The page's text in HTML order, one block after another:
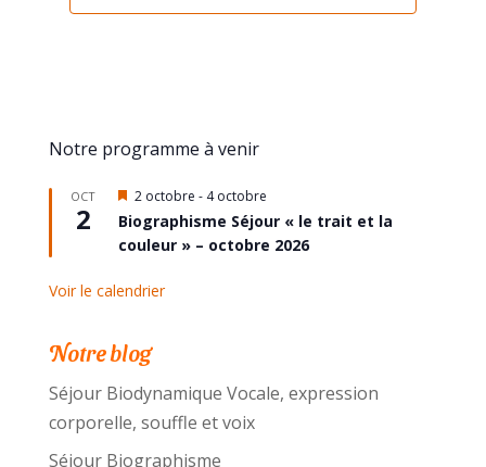
Notre programme à venir
OCT
2
Mis
avant
2 octobre - 4 octobre
Biographisme Séjour « le trait et la
couleur » – octobre 2026
Voir le calendrier
Notre blog
Séjour Biodynamique Vocale, expression
corporelle, souffle et voix
Séjour Biographisme